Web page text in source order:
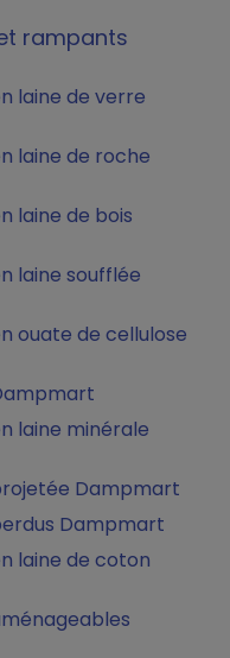
rampants
laine de verre
laine de roche
laine de bois
laine soufflée
ouate de cellulose
laine minérale
Dampmart
Dampmart
laine de coton